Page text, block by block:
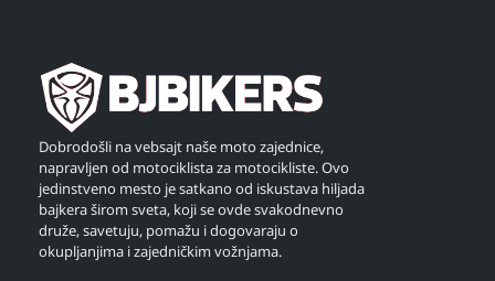
Dobrodošli na vebsajt naše moto zajednice,
napravljen od motociklista za motocikliste. Ovo
jedinstveno mesto je satkano od iskustava hiljada
bajkera širom sveta, koji se ovde svakodnevno
druže, savetuju, pomažu i dogovaraju o
okupljanjima i zajedničkim vožnjama.